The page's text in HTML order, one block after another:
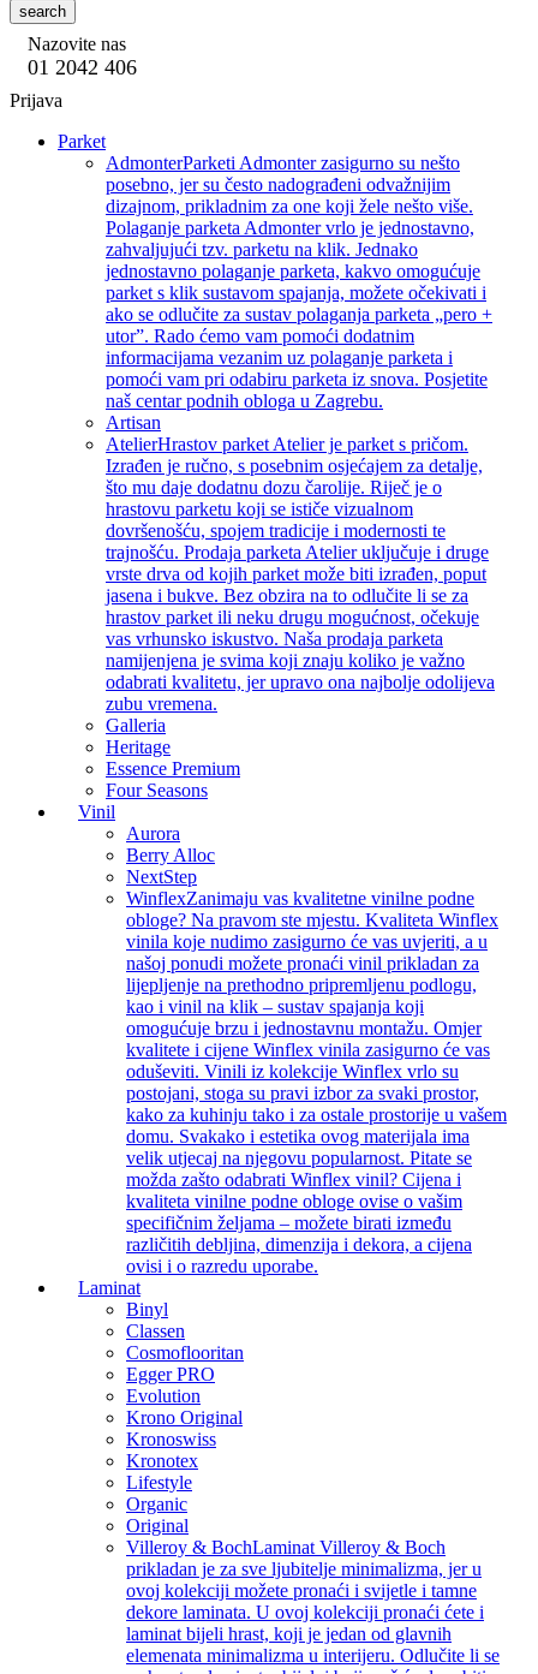
search
Nazovite nas
01 2042 406
Prijava
Parket
AdmonterParketi Admonter zasigurno su nešto
posebno, jer su često nadograđeni odvažnijim
dizajnom, prikladnim za one koji žele nešto više.
Polaganje parketa Admonter vrlo je jednostavno,
zahvaljujući tzv. parketu na klik. Jednako
jednostavno polaganje parketa, kakvo omogućuje
parket s klik sustavom spajanja, možete očekivati i
ako se odlučite za sustav polaganja parketa „pero +
utor”. Rado ćemo vam pomoći dodatnim
informacijama vezanim uz polaganje parketa i
pomoći vam pri odabiru parketa iz snova. Posjetite
naš centar podnih obloga u Zagrebu.
Artisan
AtelierHrastov parket Atelier je parket s pričom.
Izrađen je ručno, s posebnim osjećajem za detalje,
što mu daje dodatnu dozu čarolije. Riječ je o
hrastovu parketu koji se ističe vizualnom
dovršenošću, spojem tradicije i modernosti te
trajnošću. Prodaja parketa Atelier uključuje i druge
vrste drva od kojih parket može biti izrađen, poput
jasena i bukve. Bez obzira na to odlučite li se za
hrastov parket ili neku drugu mogućnost, očekuje
vas vrhunsko iskustvo. Naša prodaja parketa
namijenjena je svima koji znaju koliko je važno
odabrati kvalitetu, jer upravo ona najbolje odolijeva
zubu vremena.
Galleria
Heritage
Essence Premium
Four Seasons
Vinil
Aurora
Berry Alloc
NextStep
WinflexZanimaju vas kvalitetne vinilne podne
obloge? Na pravom ste mjestu. Kvaliteta Winflex
vinila koje nudimo zasigurno će vas uvjeriti, a u
našoj ponudi možete pronaći vinil prikladan za
lijepljenje na prethodno pripremljenu podlogu,
kao i vinil na klik – sustav spajanja koji
omogućuje brzu i jednostavnu montažu. Omjer
kvalitete i cijene Winflex vinila zasigurno će vas
oduševiti. Vinili iz kolekcije Winflex vrlo su
postojani, stoga su pravi izbor za svaki prostor,
kako za kuhinju tako i za ostale prostorije u vašem
domu. Svakako i estetika ovog materijala ima
velik utjecaj na njegovu popularnost. Pitate se
možda zašto odabrati Winflex vinil? Cijena i
kvaliteta vinilne podne obloge ovise o vašim
specifičnim željama – možete birati između
različitih debljina, dimenzija i dekora, a cijena
ovisi i o razredu uporabe.
Laminat
Binyl
Classen
Cosmoflooritan
Egger PRO
Evolution
Krono Original
Kronoswiss
Kronotex
Lifestyle
Organic
Original
Villeroy & BochLaminat Villeroy & Boch
prikladan je za sve ljubitelje minimalizma, jer u
ovoj kolekciji možete pronaći i svijetle i tamne
dekore laminata. U ovoj kolekciji pronaći ćete i
laminat bijeli hrast, koji je jedan od glavnih
elemenata minimalizma u interijeru. Odlučite li se